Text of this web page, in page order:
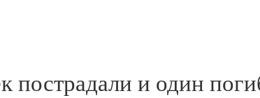
пострадали и один